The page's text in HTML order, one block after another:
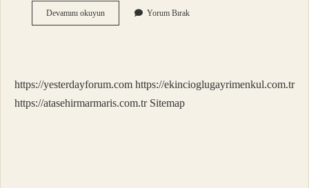
Devamını okuyunYatak
Nasıl
Yorum Bırak
https://yesterdayforum.com https://ekincioglugayrimenkul.com.tr
https://atasehirmarmaris.com.tr Sitemap